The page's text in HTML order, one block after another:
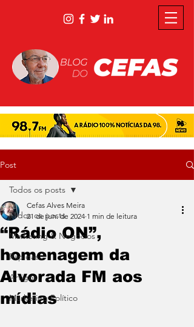
Post
Todos os posts
Marketing & Negócios
Rápidas
Artigos
Marketing Político
Todos os posts
“Rádio ON”,
homenagem da
Alvorada FM aos
mídias
Cefas Alves Meira
21 de jun. de 2024 1 min de leitura